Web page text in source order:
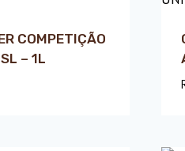
COMPETIÇÃO
– 1L